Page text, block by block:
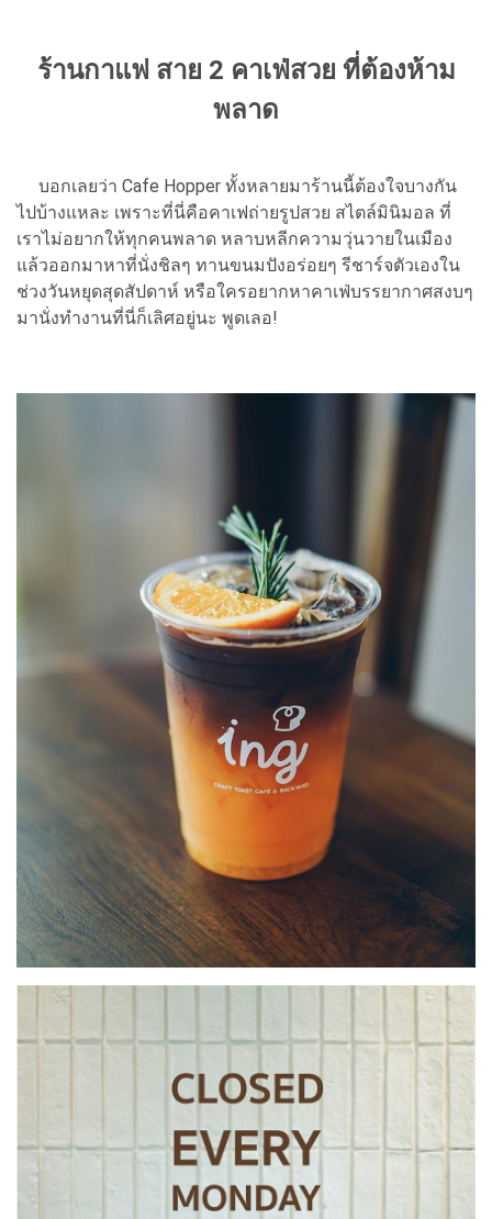
ร้านกาแฟ สาย 2 คาเฟ่สวย ที่ต้องห้าม
พลาด
บอกเลยว่า Cafe Hopper ทั้งหลายมาร้านนี้ต้องใจบางกัน
ไปบ้างแหละ เพราะที่นี่คือคาเฟถ่ายรูปสวย สไตล์มินิมอล ที่
เราไม่อยากให้ทุกคนพลาด หลาบหลีกความวุ่นวายในเมือง
แล้วออกมาหาที่นั่งชิลๆ ทานขนมปังอร่อยๆ รีชาร์จตัวเองใน
ช่วงวันหยุดสุดสัปดาห์ หรือใครอยากหาคาเฟ่บรรยากาศสงบๆ
มานั่งทำงานที่นี่ก็เลิศอยู่นะ พูดเลอ!